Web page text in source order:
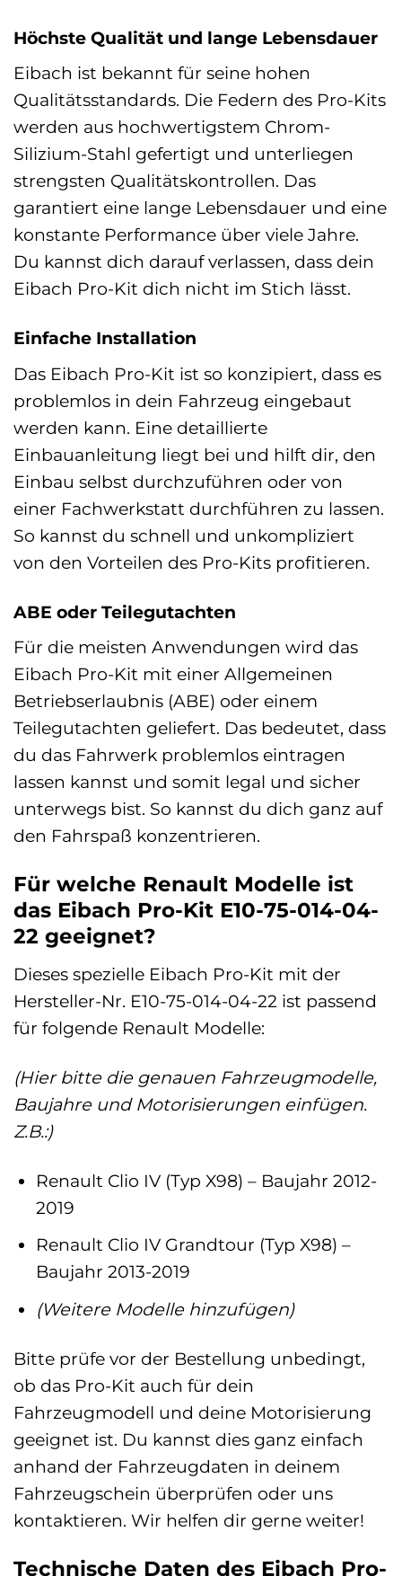
Höchste Qualität und lange Lebensdauer
Eibach ist bekannt für seine hohen
Qualitätsstandards. Die Federn des Pro-Kits
werden aus hochwertigstem Chrom-
Silizium-Stahl gefertigt und unterliegen
strengsten Qualitätskontrollen. Das
garantiert eine lange Lebensdauer und eine
konstante Performance über viele Jahre.
Du kannst dich darauf verlassen, dass dein
Eibach Pro-Kit dich nicht im Stich lässt.
Einfache Installation
Das Eibach Pro-Kit ist so konzipiert, dass es
problemlos in dein Fahrzeug eingebaut
werden kann. Eine detaillierte
Einbauanleitung liegt bei und hilft dir, den
Einbau selbst durchzuführen oder von
einer Fachwerkstatt durchführen zu lassen.
So kannst du schnell und unkompliziert
von den Vorteilen des Pro-Kits profitieren.
ABE oder Teilegutachten
Für die meisten Anwendungen wird das
Eibach Pro-Kit mit einer Allgemeinen
Betriebserlaubnis (ABE) oder einem
Teilegutachten geliefert. Das bedeutet, dass
du das Fahrwerk problemlos eintragen
lassen kannst und somit legal und sicher
unterwegs bist. So kannst du dich ganz auf
den Fahrspaß konzentrieren.
Für welche Renault Modelle ist
das Eibach Pro-Kit E10-75-014-04-
22 geeignet?
Dieses spezielle Eibach Pro-Kit mit der
Hersteller-Nr. E10-75-014-04-22 ist passend
für folgende Renault Modelle:
(Hier bitte die genauen Fahrzeugmodelle,
Baujahre und Motorisierungen einfügen.
Z.B.:)
Renault Clio IV (Typ X98) – Baujahr 2012-
2019
Renault Clio IV Grandtour (Typ X98) –
Baujahr 2013-2019
(Weitere Modelle hinzufügen)
Bitte prüfe vor der Bestellung unbedingt,
ob das Pro-Kit auch für dein
Fahrzeugmodell und deine Motorisierung
geeignet ist. Du kannst dies ganz einfach
anhand der Fahrzeugdaten in deinem
Fahrzeugschein überprüfen oder uns
kontaktieren. Wir helfen dir gerne weiter!
Technische Daten des Eibach Pro-